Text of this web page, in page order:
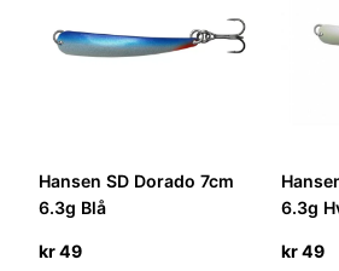
Hansen SD Dorado 7cm
6.3g Blå
kr49
6.3g
kr49